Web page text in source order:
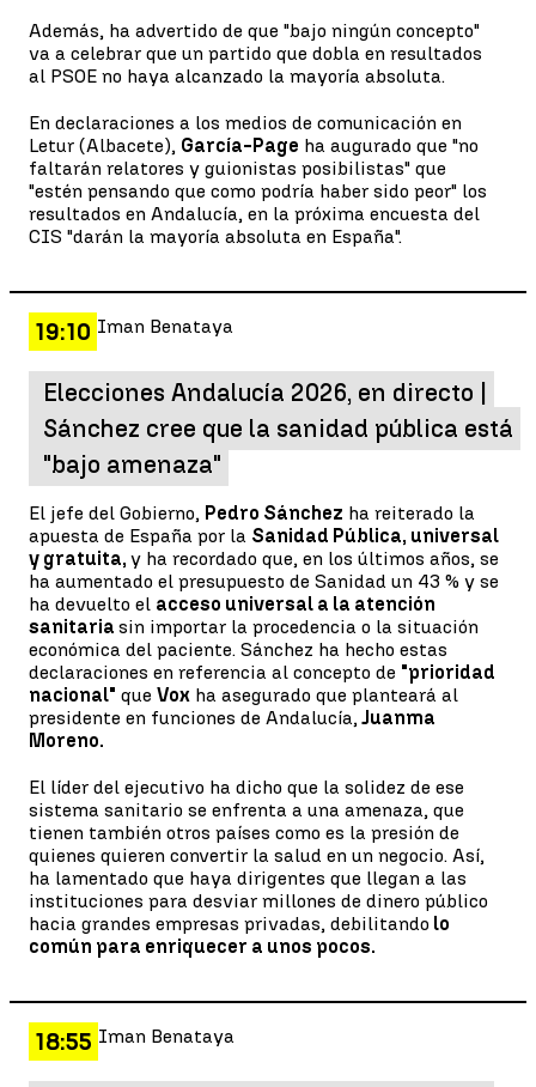
Además, ha advertido de que "bajo ningún concepto"
va a celebrar que un partido que dobla en resultados
al PSOE no haya alcanzado la mayoría absoluta.
En declaraciones a los medios de comunicación en
Letur (Albacete), García-Page ha augurado que "no
faltarán relatores y guionistas posibilistas" que
"estén pensando que como podría haber sido peor" los
resultados en Andalucía, en la próxima encuesta del
CIS "darán la mayoría absoluta en España".
19:10 Iman Benataya
Elecciones Andalucía 2026, en directo |
Sánchez cree que la sanidad pública está
"bajo amenaza"
El jefe del Gobierno, Pedro Sánchez ha reiterado la
apuesta de España por la Sanidad Pública, universal
y gratuita, y ha recordado que, en los últimos años, se
ha aumentado el presupuesto de Sanidad un 43 % y se
ha devuelto el acceso universal a la atención
sanitaria sin importar la procedencia o la situación
económica del paciente. Sánchez ha hecho estas
declaraciones en referencia al concepto de "prioridad
nacional" que Vox ha asegurado que planteará al
presidente en funciones de Andalucía,Juanma
Moreno.
El líder del ejecutivo ha dicho que la solidez de ese
sistema sanitario se enfrenta a una amenaza, que
tienen también otros países como es la presión de
quienes quieren convertir la salud en un negocio. Así,
ha lamentado que haya dirigentes que llegan a las
instituciones para desviar millones de dinero público
hacia grandes empresas privadas, debilitando lo
común para enriquecer a unos pocos.
18:55 Iman Benataya